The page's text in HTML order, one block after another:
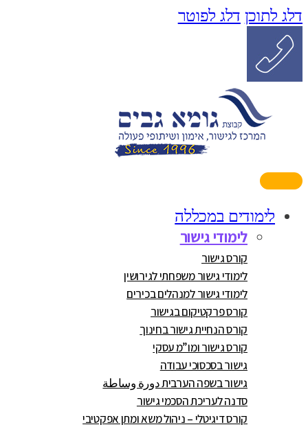
דלג לתוכן דלג לפוטר
לימודים במכללה
לימודי גישור
קורס גישור
לימודי גישור משפחתי לגירושין
לימודי גישור למנהלים בכירים
קורס פרקטיקום בגישור
קורס הנחיית גישור בחינוך
קורס גישור ומו”מ עסקי
גישור בסכסוכי עבודה
גישור בשפה הערבית دورة وساطة
סדנה לעריכת הסכמי גישור
קורס דיגיטלי – ניהול משא ומתן אפקטיבי